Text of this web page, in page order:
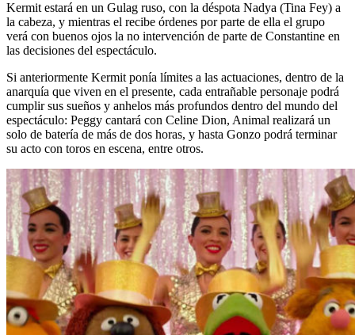
Kermit estará en un Gulag ruso, con la déspota Nadya (Tina Fey) a
la cabeza, y mientras el recibe órdenes por parte de ella el grupo
verá con buenos ojos la no intervención de parte de Constantine en
las decisiones del espectáculo.
Si anteriormente Kermit ponía límites a las actuaciones, dentro de la
anarquía que viven en el presente, cada entrañable personaje podrá
cumplir sus sueños y anhelos más profundos dentro del mundo del
espectáculo: Peggy cantará con Celine Dion, Animal realizará un
solo de batería de más de dos horas, y hasta Gonzo podrá terminar
su acto con toros en escena, entre otros.